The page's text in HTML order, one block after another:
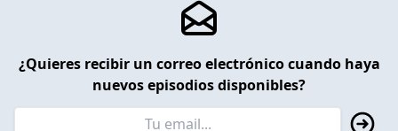
¿Quieres recibir un correo electrónico cuando haya
nuevos episodios disponibles?